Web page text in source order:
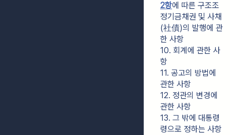
2항에 따른 구조조
정기금채권 및 사채
(社債)의 발행에 관
한 사항
10. 회계에 관한 사
항
11. 공고의 방법에
관한 사항
12. 정관의 변경에
관한 사항
13. 그 밖에 대통령
령으로 정하는 사항